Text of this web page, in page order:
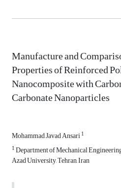
Manufacture and
Properties of Reinforced
Nanocomposite with
Carbonate Nanoparticles
Mohammad Javad Ansari1
1Department of Mechanical
Azad University, Tehran, Iran